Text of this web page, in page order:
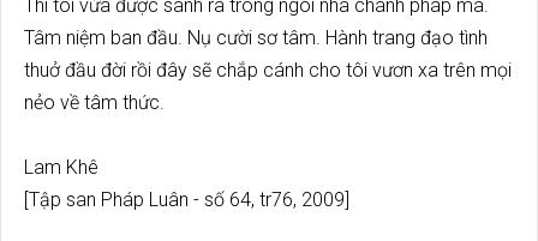
Thì tôi vừa được sanh ra trong ngôi nhà chánh pháp mà.
Tâm niệm ban đầu. Nụ cười sơ tâm. Hành trang đạo tình
thuở đầu đời rồi đây sẽ chắp cánh cho tôi vươn xa trên mọi
nẻo về tâm thức.
Lam Khê
[Tập san Pháp Luân - số 64, tr76, 2009]